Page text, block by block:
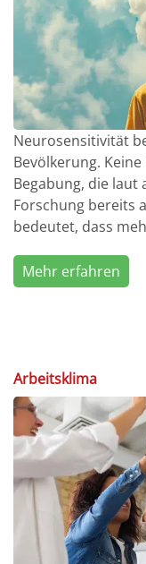
Neurosensitivität
Bevölkerung.
Begabung, die
Forschung bereits
bedeutet, dass
Mehr erfahren
Arbeitsklima